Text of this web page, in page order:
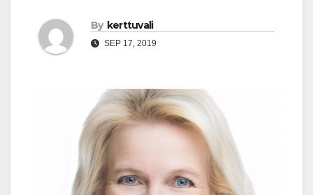
By kerttuvali
SEP 17, 2019